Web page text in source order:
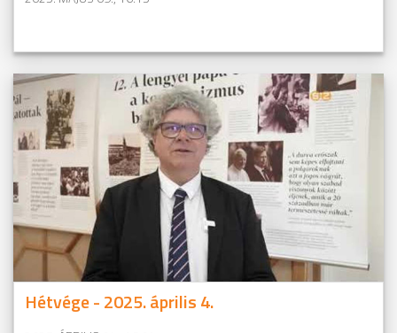
Hétvége - 2025. április 4.